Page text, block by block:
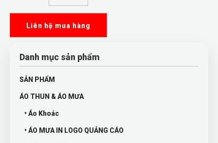
Liên hệ mua hàng
Danh mục sản phẩm
SẢN PHẨM
ÁO THUN & ÁO MƯA
• Áo Khoác
• ÁO MƯA IN LOGO QUẢNG CÁO